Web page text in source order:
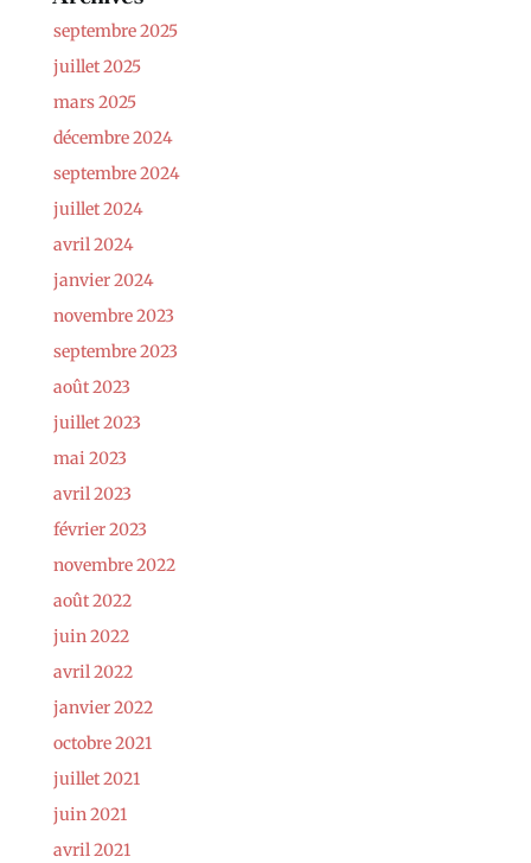
septembre 2025
juillet 2025
mars 2025
décembre 2024
septembre 2024
juillet 2024
avril 2024
janvier 2024
novembre 2023
septembre 2023
août 2023
juillet 2023
mai 2023
avril 2023
février 2023
novembre 2022
août 2022
juin 2022
avril 2022
janvier 2022
octobre 2021
juillet 2021
juin 2021
avril 2021